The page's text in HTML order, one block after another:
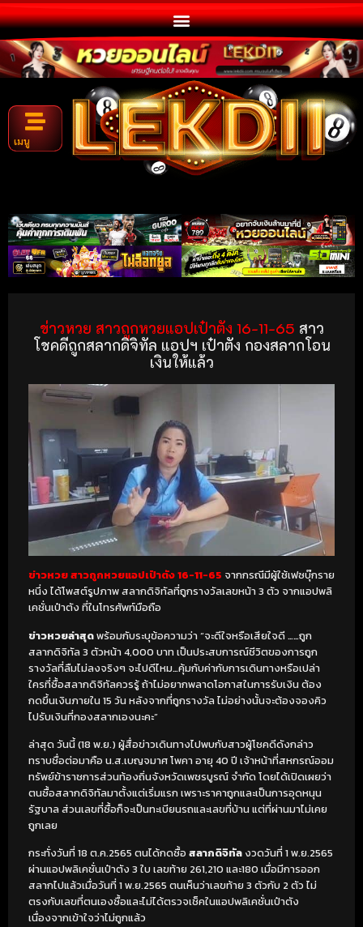
เมนู
ข่าวหวย สาวถูกหวยแอปเป๋าตัง 16-11-65 สาว
โชคดีถูกสลากดิจิทัล แอปฯ เป๋าตัง กองสลากโอน
เงินให้แล้ว
ข่าวหวย สาวถูกหวยแอปเป๋าตัง 16-11-65 จากกรณีมีผู้ใช้เฟซบุ๊กราย
หนึ่ง ได้โพสต์รูปภาพ สลากดิจิทัลที่ถูกรางวัลเลขหน้า 3 ตัว จากแอปพลิ
เคชั่นเป๋าตัง ที่ในโทรศัพท์มือถือ
ข่าวหวยล่าสุดพร้อมกับระบุข้อความว่า “จะดีใจหรือเสียใจดี ……ถูก
สลากดิจิทัล 3 ตัวหน้า 4,000 บาท เป็นประสบการณ์ชีวิตของการถูก
รางวัลที่ลืมไม่ลงจริงๆ จะไปดีไหม…คุ้มกับค่ากับการเดินทางหรือเปล่า
ใครที่ซื้อสลากดิจิทัลควรรู้ ถ้าไม่อยากพลาดโอกาสในการรับเงิน ต้อง
กดขึ้นเงินภายใน 15 วัน หลังจากที่ถูกรางวัล ไม่อย่างนั้นจะต้องจองคิว
ไปรับเงินที่กองสลากเองนะคะ”
ล่าสุด วันนี้ (18 พ.ย.) ผู้สื่อข่าวเดินทางไปพบกับสาวผู้โชคดีดังกล่าว
ทราบชื่อต่อมาคือ น.ส.เบญจมาศ โพคา อายุ 40 ปี เจ้าหน้าที่สหกรณ์ออม
ทรัพย์ข้าราชการส่วนท้องถิ่นจังหวัดเพชรบูรณ์ จำกัด โดยได้เปิดเผยว่า
ตนซื้อสลากดิจิทัลมาตั้งแต่เริ่มแรก เพราะราคาถูกและเป็นการอุดหนุน
รัฐบาล ส่วนเลขที่ซื้อก็จะเป็นทะเบียนรถและเลขที่บ้าน แต่ที่ผ่านมาไม่เคย
ถูกเลย
กระทั่งวันที่ 18 ต.ค.2565 ตนได้กดซื้อ สลากดิจิทัล งวดวันที่ 1 พ.ย.2565
ผ่านแอปพลิเคชั่นเป๋าตัง 3 ใบ เลขท้าย 261,210 และ180 เมื่อมีการออก
สลากไปแล้วเมื่อวันที่ 1 พ.ย.2565 ตนเห็นว่าเลขท้าย 3 ตัวกับ 2 ตัว ไม่
ตรงกับเลขที่ตนเองซื้อและไม่ได้ตรวจเช็คในแอปพลิเคชั่นเป๋าตัง
เนื่องจากเข้าใจว่าไม่ถูกแล้ว